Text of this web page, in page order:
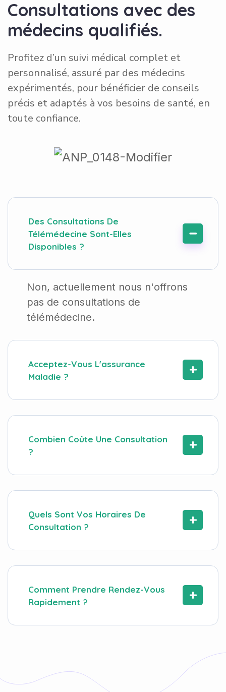
Consultations avec des
médecins qualifiés.
Profitez d’un suivi médical complet et
personnalisé, assuré par des médecins
expérimentés, pour bénéficier de conseils
précis et adaptés à vos besoins de santé, en
toute confiance.
Des Consultations De
Télémédecine Sont-Elles
Disponibles ?
Non, actuellement nous n'offrons
pas de consultations de
télémédecine.
Acceptez-Vous L'assurance
Maladie ?
Combien Coûte Une Consultation
?
Quels Sont Vos Horaires De
Consultation ?
Comment Prendre Rendez-Vous
Rapidement ?